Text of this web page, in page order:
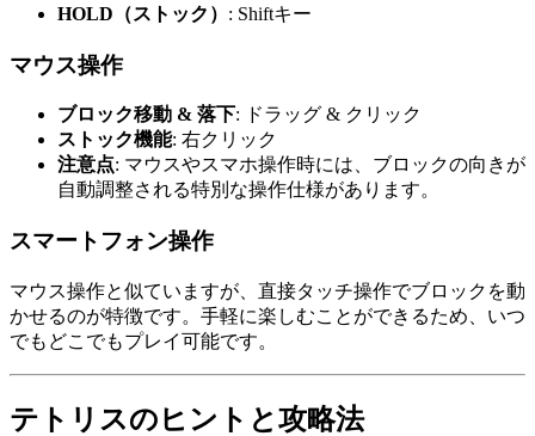
HOLD（ストック） : Shiftキー
マウス操作
ブロック移動 & 落下: ドラッグ & クリック
ストック機能: 右クリック
注意点: マウスやスマホ操作時には、ブロックの向きが
自動調整される特別な操作仕様があります。
スマートフォン操作
マウス操作と似ていますが、直接タッチ操作でブロックを動
かせるのが特徴です。手軽に楽しむことができるため、いつ
でもどこでもプレイ可能です。
テトリスのヒントと攻略法